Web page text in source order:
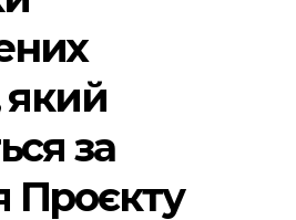
який
за
Проєкту